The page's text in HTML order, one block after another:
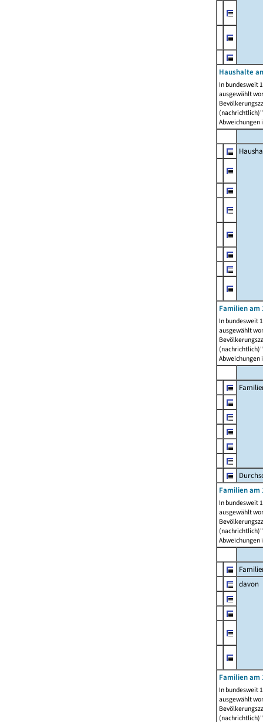
Haushalte
In bundesweit
ausgewählt
Abweichungen
Familien am
In bundesweit
ausgewählt
Abweichungen
Familien am
In bundesweit
ausgewählt
Abweichungen
davon
Familien am
In bundesweit
ausgewählt